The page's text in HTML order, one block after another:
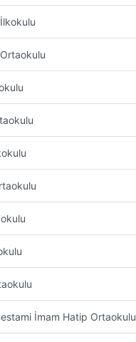
İmam Hatip Ortaokulu